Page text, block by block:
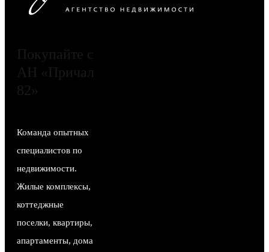
Покупайте с
АН «Причал
82»
Команда опытных
специалистов по
недвижимости.
Жилые комплексы,
коттеджные
поселки, квартиры,
апартаменты, дома